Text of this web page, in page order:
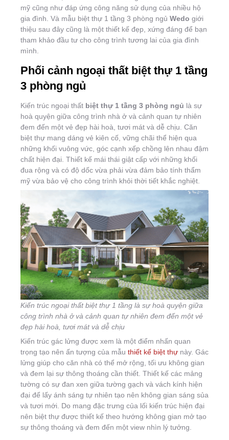
mỹ cũng như đáp ứng công năng sử dụng của nhiều hộ
gia đình. Và mẫu biệt thự 1 tầng 3 phòng ngủ Wedo giới
thiệu sau đây cũng là một thiết kế đẹp, xứng đáng để bạn
tham khảo đầu tư cho công trình tương lai của gia đình
mình.
Phối cảnh ngoại thất biệt thự 1 tầng
3 phòng ngủ
Kiến trúc ngoại thất biệt thự 1 tầng 3 phòng ngủ là sự
hoà quyện giữa công trình nhà ở và cảnh quan tự nhiên
đem đến một vẻ đẹp hài hoà, tươi mát và dễ chịu. Căn
biệt thự mang dáng vẻ kiên cố, vững chãi thể hiện qua
những khối vuông vức, góc cạnh xếp chồng lên nhau đậm
chất hiện đại. Thiết kế mái thái giật cấp với những khối
đua rộng và có độ dốc vừa phải vừa đảm bảo tính thẩm
mỹ vừa bảo vệ cho công trình khỏi thời tiết khắc nghiệt.
Kiến trúc ngoại thất biệt thự 1 tầng là sự hoà quyện giữa
công trình nhà ở và cảnh quan tự nhiên đem đến một vẻ
đẹp hài hoà, tươi mát và dễ chịu
Kiến trúc gác lửng được xem là một điểm nhấn quan
trọng tạo nên ấn tượng của mẫu thiết kế biệt thự này. Gác
lửng giúp cho căn nhà có thể mở rộng, tối ưu không gian
và đem lại sự thông thoáng cần thiết. Thiết kế các mảng
tường có sự đan xen giữa tường gạch và vách kính hiện
đại để lấy ánh sáng tự nhiên tạo nên không gian sáng sủa
và tươi mới. Do mang đặc trưng của lối kiến trúc hiện đại
nên biệt thự được thiết kế theo hướng không gian mở tạo
sự thông thoáng và đem đến một view nhìn lý tưởng.